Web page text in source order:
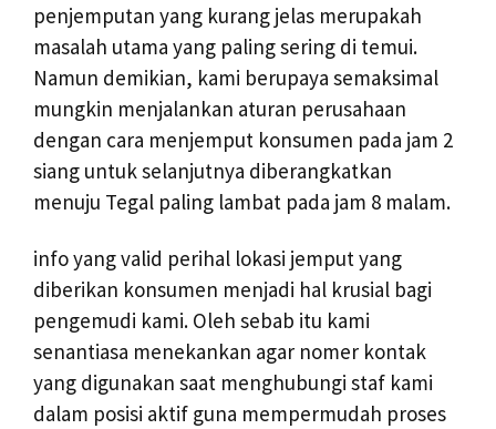
penjemputan yang kurang jelas merupakah
masalah utama yang paling sering di temui.
Namun demikian, kami berupaya semaksimal
mungkin menjalankan aturan perusahaan
dengan cara menjemput konsumen pada jam 2
siang untuk selanjutnya diberangkatkan
menuju Tegal paling lambat pada jam 8 malam.
info yang valid perihal lokasi jemput yang
diberikan konsumen menjadi hal krusial bagi
pengemudi kami. Oleh sebab itu kami
senantiasa menekankan agar nomer kontak
yang digunakan saat menghubungi staf kami
dalam posisi aktif guna mempermudah proses